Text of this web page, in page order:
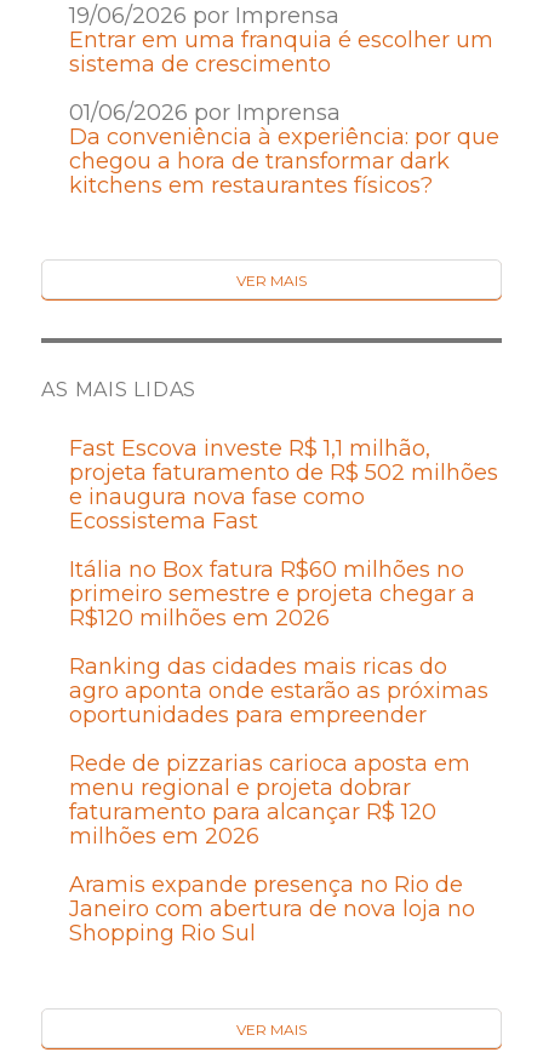
19/06/2026 por Imprensa
Entrar em uma franquia é escolher um
sistema de crescimento
01/06/2026 por Imprensa
Da conveniência à experiência: por que
chegou a hora de transformar dark
kitchens em restaurantes físicos?
VER MAIS
AS MAIS LIDAS
Fast Escova investe R$ 1,1 milhão,
projeta faturamento de R$ 502 milhões
e inaugura nova fase como
Ecossistema Fast
Itália no Box fatura R$60 milhões no
primeiro semestre e projeta chegar a
R$120 milhões em 2026
Ranking das cidades mais ricas do
agro aponta onde estarão as próximas
oportunidades para empreender
Rede de pizzarias carioca aposta em
menu regional e projeta dobrar
faturamento para alcançar R$ 120
milhões em 2026
Aramis expande presença no Rio de
Janeiro com abertura de nova loja no
Shopping Rio Sul
VER MAIS